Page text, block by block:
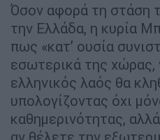
Όσον αφορά τη στάση
την Ελλάδα, η κυρία
πως «κατ’ ουσία
εσωτερικά της χώρας,
ελληνικός λαός θα
υπολογίζοντας όχι
καθημερινότητας,